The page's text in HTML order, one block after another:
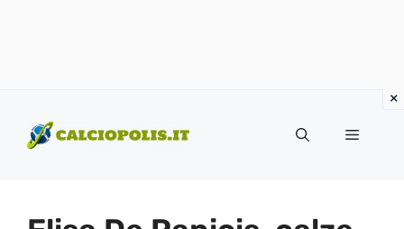
contenuto
Menu